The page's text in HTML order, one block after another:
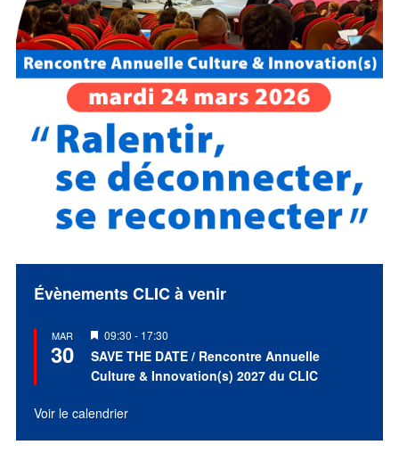
Évènements CLIC à venir
MAR
30
Mis
en
avant
09:30 - 17:30
SAVE THE DATE / Rencontre Annuelle
Culture & Innovation(s) 2027 du CLIC
Voir le calendrier